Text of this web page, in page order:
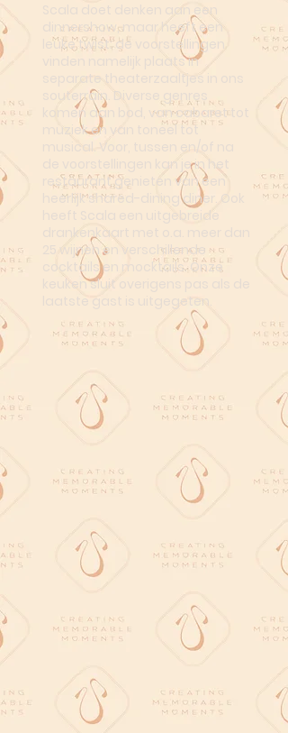
Scala doet denken aan een
dinnershow, maar heeft een
leuke twist: de voorstellingen
vinden namelijk plaats in
separate theaterzaaltjes in ons
souterrain. Diverse genres
komen aan bod, van cabaret tot
muziek en van toneel tot
musical. Voor, tussen en/of na
de voorstellingen kan je in het
restaurant genieten van een
heerlijk shared-dining diner. Ook
heeft Scala een uitgebreide
drankenkaart met o.a. meer dan
25 wijnen en verschillende
cocktails en mocktails. Onze
keuken sluit overigens pas als de
laatste gast is uitgegeten.